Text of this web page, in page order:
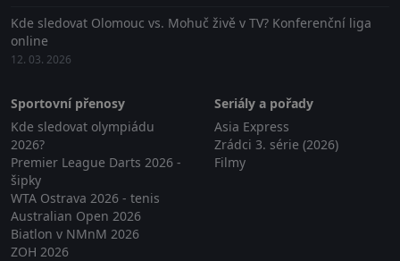
Kde sledovat Olomouc vs. Mohuč živě v TV? Konferenční liga
online
12. 03. 2026
Sportovní přenosy
Kde sledovat olympiádu
2026?
Premier League Darts 2026 -
šipky
WTA Ostrava 2026 - tenis
Australian Open 2026
Biatlon v NMnM 2026
ZOH 2026
Seriály a pořady
Asia Express
Zrádci 3. série (2026)
Filmy